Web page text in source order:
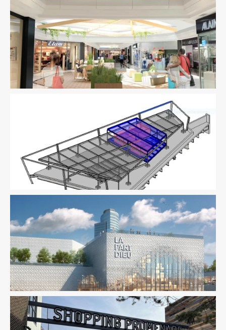
Immobilier Commercial Ingenierie TCE Pilotage D'opération
/ MOEX
Économie De La Construction Fluides Immobilier
Commercial Structure
Amiante Immobilier Commercial Ingenierie TCE Pilotage
D'opération / MOEX